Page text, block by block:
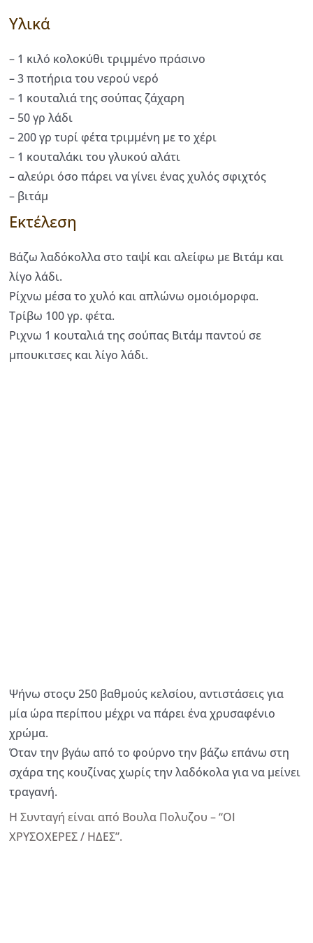
Υλικά
– 1 κιλό κολοκύθι τριμμένο πράσινο
– 3 ποτήρια του νερού νερό
– 1 κουταλιά της σούπας ζάχαρη
– 50 γρ λάδι
– 200 γρ τυρί φέτα τριμμένη με το χέρι
– 1 κουταλάκι του γλυκού αλάτι
– αλεύρι όσο πάρει να γίνει ένας χυλός σφιχτός
– βιτάμ
Εκτέλεση
Βάζω λαδόκολλα στο ταψί και αλείφω με Βιτάμ και
λίγο λάδι.
Ρίχνω μέσα το χυλό και απλώνω ομοιόμορφα.
Τρίβω 100 γρ. φέτα.
Ριχνω 1 κουταλιά της σούπας Βιτάμ παντού σε
μπουκιτσες και λίγο λάδι.
Ψήνω στοςυ 250 βαθμούς κελσίου, αντιστάσεις για
μία ώρα περίπου μέχρι να πάρει ένα χρυσαφένιο
χρώμα.
Όταν την βγάω από το φούρνο την βάζω επάνω στη
σχάρα της κουζίνας χωρίς την λαδόκολα για να μείνει
τραγανή.
Η Συνταγή είναι από Βουλα Πολυζου – “ΟΙ
ΧΡΥΣΟΧΕΡΕΣ / ΗΔΕΣ”.